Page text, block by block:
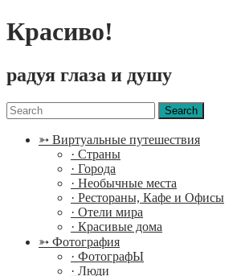
Красиво!
радуя глаза и душу
Menu
Search
for:
➳ Виртуальные путешествия
· Страны
· Города
· Необычные места
· Рестораны, Кафе и Офисы
· Отели мира
· Красивые дома
➳ Фотография
· ФотографЫ
· Люди